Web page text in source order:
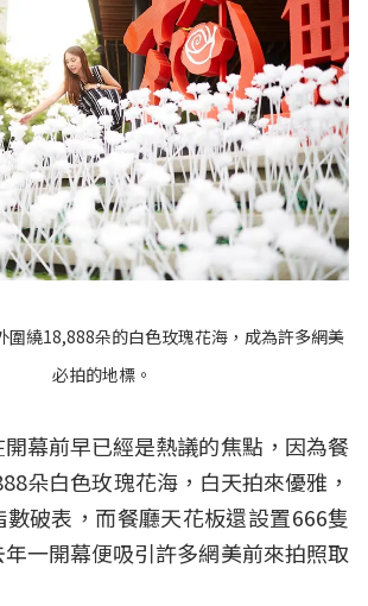
繞18,888朵的白色玫瑰花海，成為許多網美
必拍的地標。
開幕前早已經是熱議的焦點，因為餐
朵白色玫瑰花海，白天拍來優雅，
破表，而餐廳天花板還設置666隻
一開幕便吸引許多網美前來拍照取